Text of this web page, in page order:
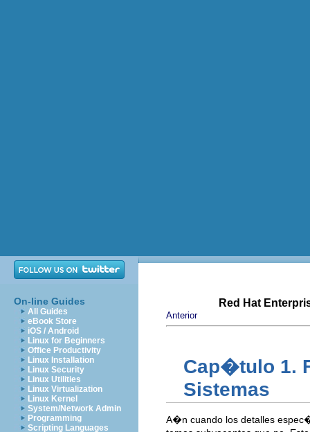
On-line Guides
All Guides
eBook Store
iOS / Android
Linux for Beginners
Office Productivity
Linux Installation
Linux Security
Linux Utilities
Linux Virtualization
Linux Kernel
System/Network Admin
Programming
Scripting Languages
Red Hat
Anterior
Cap�tulo 1.
Sistemas
A�n cuando los detalles